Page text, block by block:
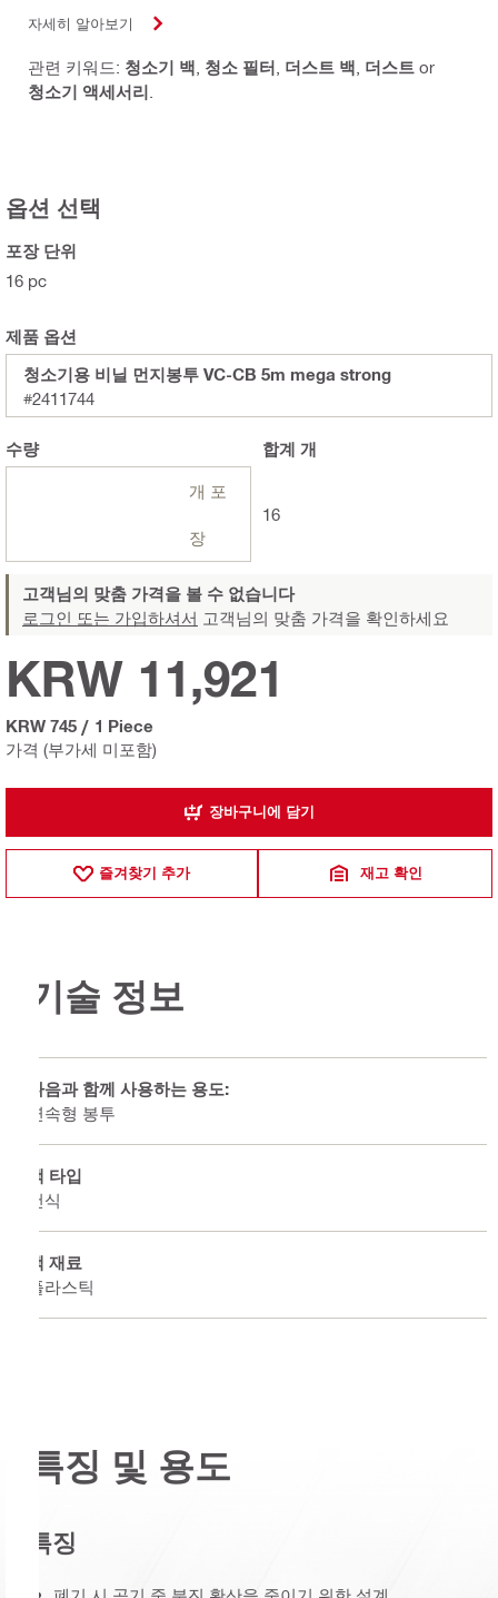
자세히 알아보기
관련 키워드: 청소기 백 청소 필터 더스트 백 더스트 or
청소기 액세서리
옵션 선택
포장 단위
16 pc
제품 옵션
청소기용 비닐 먼지봉투 VC-CB 5m mega strong
#2411744
수량
개 포
장
합계 개
16
고객님의 맞춤 가격을 볼 수 없습니다
로그인 또는 가입하셔서 고객님의 맞춤 가격을 확인하세요
가격 (부가세 미포함)
KRW 11,921
KRW 745 / 1 Piece
장바구니에 담기
즐겨찾기 추가 재고 확인
기술 정보
다음과 함께 사용하는 용도:
연속형 봉투
백 타입
건식
백 재료
플라스틱
특징 및 용도
특징